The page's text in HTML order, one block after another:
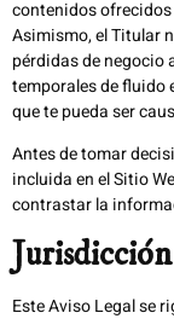
contenidos
Asimismo, el Titular
pérdidas de negocio
temporales de fluido
que te pueda ser
Antes de tomar
incluida en el Sitio
contrastar la
Jurisdicción
Este Aviso Legal se